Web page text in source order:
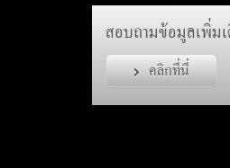
สอบถามข้อมูลเพิ่ม
คลิกที่นี่